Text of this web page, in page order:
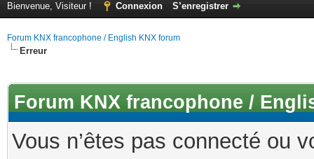
Bienvenue, Visiteur ! Connexion S’enregistrer
Forum KNX francophone / English KNX forum
Erreur
Forum KNX francophone /
Vous n’êtes pas connecté ou